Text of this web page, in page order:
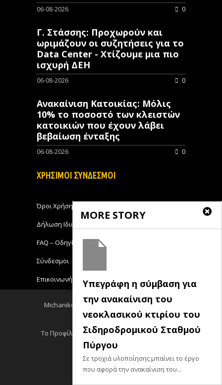
MORE STORY
Υπεγράφη η σύμβαση για
την ανακαίνιση του
νεοκλασικού κτιρίου του
Σιδηροδρομικού Σταθμού
Πύργου
Σε τροχιά υλοποίησης μπαίνει το έργο
που αφορά την ανακαίνιση του...
06-08-2026 0
Γ. Στάσσης: Προχωρούν και
ωριμάζουν οι συζητήσεις για το
Data Center - Χτίζουμε μια πιο
ισχυρή ΔΕΗ
06-08-2026 0
Ανακαίνιση Κατοικίας: Μόλις
10% το ποσοστό των κλειστών
κατοικιών που έχουν λάβει
βεβαίωση ένταξης
06-08-2026 0
ΧΡΗΣΙΜΟΙ ΣΥΝΔΕΣΜΟΙ
Όροι Χρήσης
Δήλωση Ιδιωτικότητας
FAQ – Οδηγίες Χρήσης
Σύνδεσμοι
Επικοινωνήστε με το Michanikos-Online
Michanikos-Online 2018 - All Rights Reserved
Back to top
Το Προφίλ μου
Log out
Ειδησεις RSS
Σεμινάρια RSS